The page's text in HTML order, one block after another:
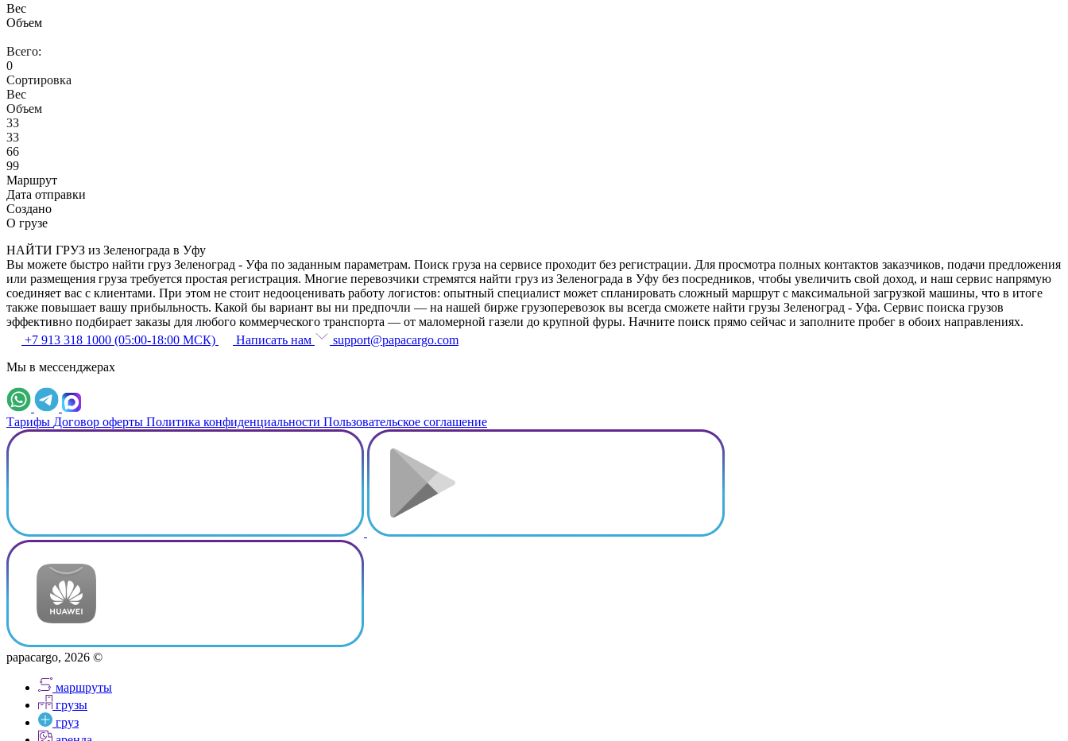
Вес
Объем
Всего:
0
Сортировка
Вес
Объем
33
33
66
99
Маршрут
Дата отправки
Создано
О грузе
НАЙТИ ГРУЗ из Зеленограда в Уфу
Вы можете быстро найти груз Зеленоград - Уфа по заданным параметрам. Поиск груза на сервисе проходит без регистрации. Для просмотра полных контактов заказчиков, подачи предложения
или размещения груза требуется простая регистрация. Многие перевозчики стремятся найти груз из Зеленограда в Уфу без посредников, чтобы увеличить свой доход, и наш сервис напрямую
соединяет вас с клиентами. При этом не стоит недооценивать работу логистов: опытный специалист может спланировать сложный маршрут с максимальной загрузкой машины, что в итоге
также повышает вашу прибыльность. Какой бы вариант вы ни предпочли — на нашей бирже грузоперевозок вы всегда сможете найти грузы Зеленоград - Уфа. Сервис поиска грузов
эффективно подбирает заказы для любого коммерческого транспорта — от маломерной газели до крупной фуры. Начните поиск прямо сейчас и заполните пробег в обоих направлениях.
+7 913 318 1000 (05:00-18:00 МСК)
Написать нам
support@papacargo.com
Мы в мессенджерах
Тарифы Договор оферты Политика конфиденциальности Пользовательское соглашение
papacargo, 2026 ©
маршруты
грузы
груз